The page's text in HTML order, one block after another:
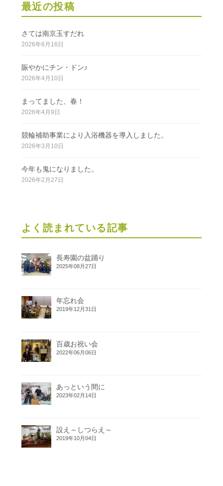
最近の投稿
さては南京玉すだれ
2026年6月16日
賑やかにチン・ドン♪
2026年4月10日
まってました、春！
2026年4月9日
競輪補助事業により入浴機器を導入しました。
2026年3月10日
今年も鬼になりました。
2026年2月27日
よく読まれている記事
長寿園の盆踊り
2025年08月27日
年忘れ会
2019年12月31日
百歳お祝い会
2022年06月06日
あっという間に
2023年02月14日
設え～しつらえ～
2019年10月04日